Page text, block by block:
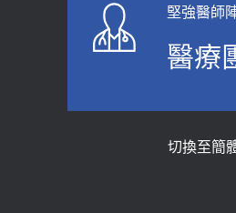
上班常待在冷氣房？
醫示警：1病症嚴重恐喪
骨科魏志定主任接受專
質密度檢查！醫：注意
堅強醫師
醫療
切換至簡